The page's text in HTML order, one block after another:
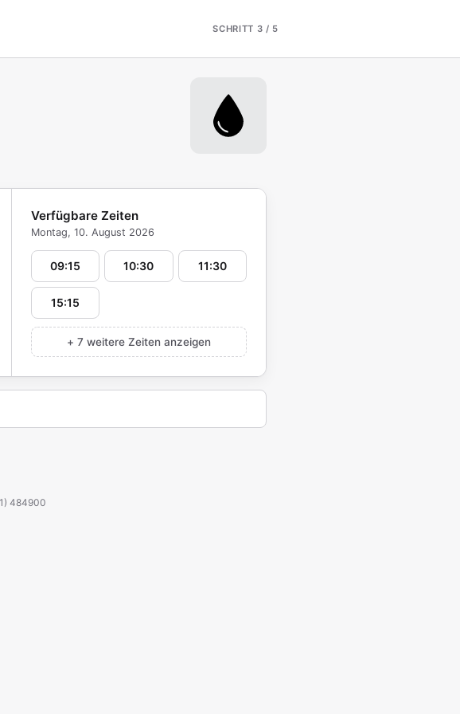
SCHRITT 3 / 5
Verfügbare Zeiten
Montag, 10. August 2026
09:15 10:30 11:30
15:15
+ 7 weitere Zeiten anzeigen
484900